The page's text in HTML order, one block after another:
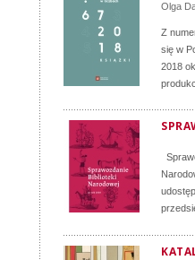
Olga
Z
się w
2018